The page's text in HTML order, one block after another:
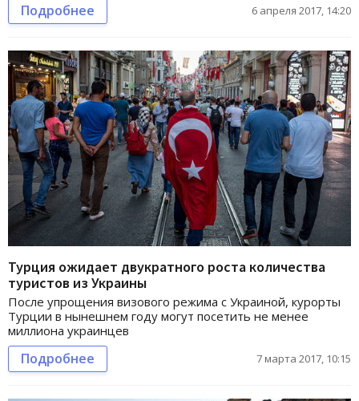
Подробнее 6 апреля 2017, 14:20
Турция ожидает двукратного роста количества
туристов из Украины
После упрощения визового режима с Украиной, курорты
Турции в нынешнем году могут посетить не менее
миллиона украинцев
Подробнее 7 марта 2017, 10:15